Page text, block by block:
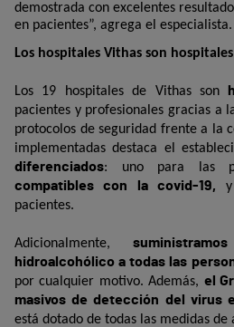
demostrada con excelentes
en pacientes”, agrega el especialista.
Los hospitales Vithas son
Los 19 hospitales de Vithas son
pacientes y profesionales gracias a
protocolos de seguridad frente a la
implementadas destaca el
diferenciados: uno para las
compatibles con la covid-19, y
pacientes.
Adicionalmente,
hidroalcohólico a todas las
por cualquier motivo. Además, el
masivos de detección del virus
está dotado de todas las medidas